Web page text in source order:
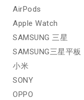
AirPods
Apple Watch
SAMSUNG 三星
SAMSUNG三星平板
小米
SONY
OPPO